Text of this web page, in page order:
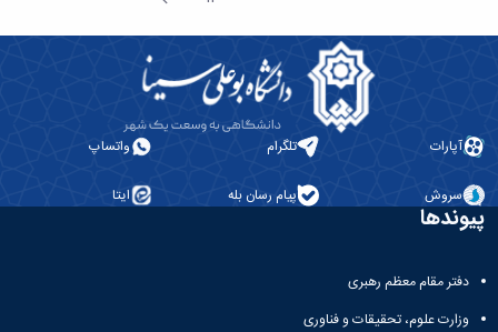
التالية
آپارات تلگرام واتساپ
سروش پیام رسان بله ایتا
پیوندها
دفتر مقام معظم رهبری
وزارت علوم، تحقیقات و فناوری